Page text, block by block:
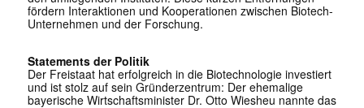
fördern Interaktionen und Kooperationen zwischen Biotech-
Unternehmen und der Forschung.
Statements der Politik
Der Freistaat hat erfolgreich in die Biotechnologie investiert
und ist stolz auf sein Gründerzentrum: Der ehemalige
bayerische Wirtschaftsminister Dr. Otto Wiesheu nannte das